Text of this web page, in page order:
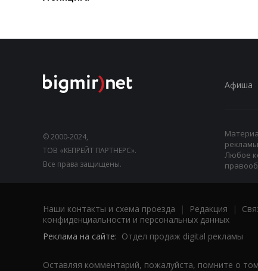
© 2000-2024,
ТОВ «КЕПРЕЙТ ПАРТНЕРС».
Все права защищены.
Афиша
Любое
Наши контакты и схема проезда | Редакция |
конфиденциальности и персональных данных
Реклама на сайте: Отдел продаж digital рекламы
Оставляя комментарий, пожалуйста, помните о